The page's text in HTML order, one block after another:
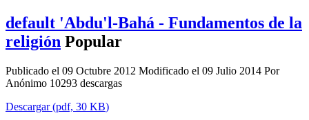
default 'Abdu'l-Bahá - Fundamentos de la
religión Popular
Publicado el 09 Octubre 2012 Modificado el 09 Julio 2014 Por
Anónimo 10293 descargas
Descargar(pdf, 30 KB)